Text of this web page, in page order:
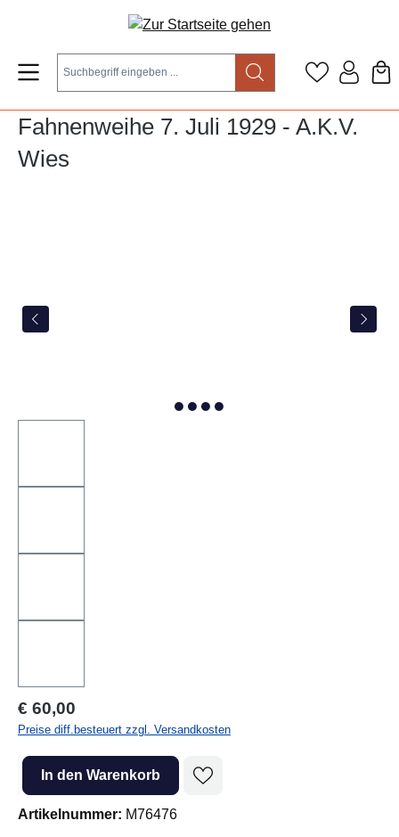
Zum Hauptinhalt springen
Fahnenweihe 7. Juli 1929 - A.K.V.
Wies
Regulärer Preis:
€ 60,00
Preise diff.besteuert zzgl. Versandkosten
Produkt Anzahl: Gib den gewünschten Wert ein oder benutze die
In den Warenkorb
Artikelnummer: M76476